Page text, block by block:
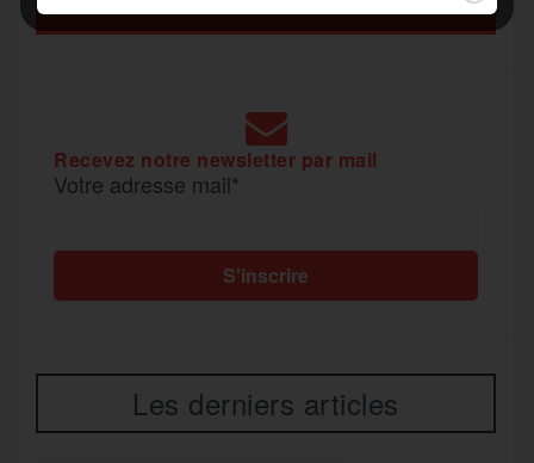
k m
e
Recevez notre newsletter par mail
Votre adresse mail*
Les derniers articles